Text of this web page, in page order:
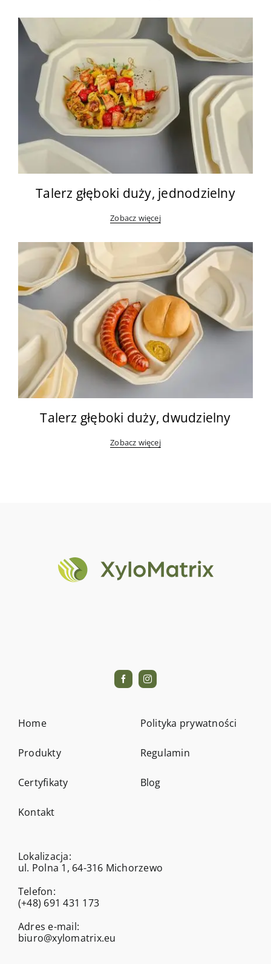
Talerz głęboki duży, jednodzielny
Zobacz więcej
Talerz głęboki duży, dwudzielny
Zobacz więcej
Home
Produkty
Certyfikaty
Kontakt
Polityka prywatności
Regulamin
Blog
Lokalizacja:
ul. Polna 1, 64-316 Michorzewo
Telefon:
(+48) 691 431 173
Adres e-mail:
biuro@xylomatrix.eu